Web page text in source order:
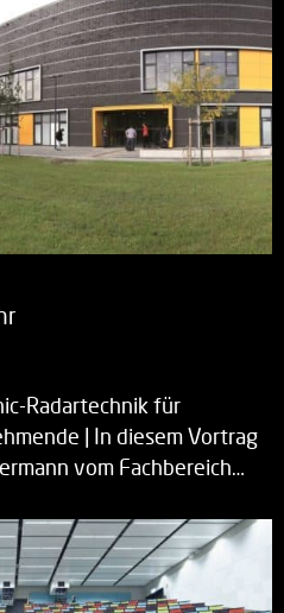
Radartechnik für
| In diesem Vortrag
vom Fachbereich…